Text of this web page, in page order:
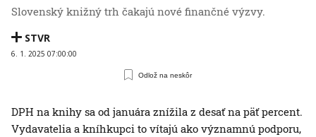
Slovenský knižný trh čakajú nové finančné výzvy.
STVR
6. 1. 2025 07:00:00
Odlož na neskôr
DPH na knihy sa od januára znížila z desať na päť percent.
Vydavatelia a kníhkupci to vítajú ako významnú podporu,